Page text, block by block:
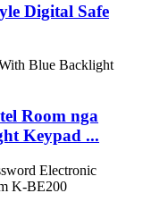
Digital Safe
Room nga
Keypad ...